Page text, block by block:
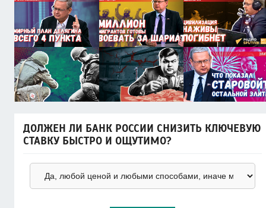
ДОЛЖЕН ЛИ БАНК РОССИИ СНИЗИТЬ КЛЮЧЕВУЮ
СТАВКУ БЫСТРО И ОЩУТИМО?